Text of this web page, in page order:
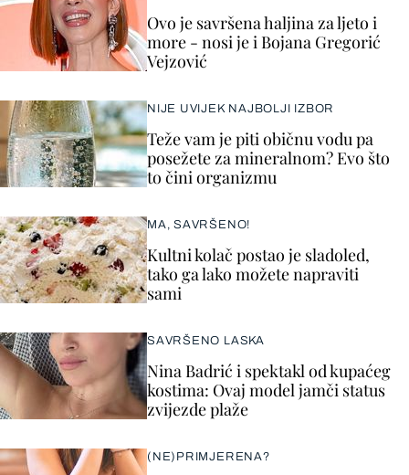
Ovo je savršena haljina za ljeto i
more - nosi je i Bojana Gregorić
Vejzović
NIJE UVIJEK NAJBOLJI IZBOR
Teže vam je piti običnu vodu pa
posežete za mineralnom? Evo što
to čini organizmu
MA, SAVRŠENO!
Kultni kolač postao je sladoled,
tako ga lako možete napraviti
sami
SAVRŠENO LASKA
Nina Badrić i spektakl od kupaćeg
kostima: Ovaj model jamči status
zvijezde plaže
(NE)PRIMJERENA?